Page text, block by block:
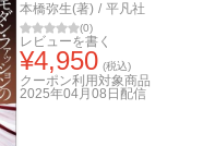
本橋弥生(著) / 平凡社
(0)
レビューを書く
¥4,950 (税込)
クーポン利用対象商品
2025年04月08日 配信